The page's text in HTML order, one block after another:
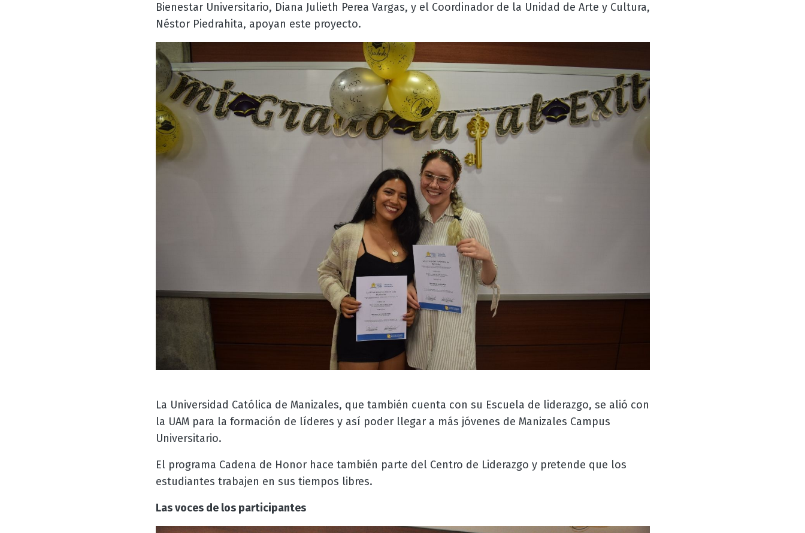
Bienestar Universitario, Diana Julieth Perea Vargas, y el Coordinador de la Unidad de Arte y Cultura,
Néstor Piedrahita, apoyan este proyecto.
La Universidad Católica de Manizales, que también cuenta con su Escuela de liderazgo, se alió con
la UAM para la formación de líderes y así poder llegar a más jóvenes de Manizales Campus
Universitario.
El programa Cadena de Honor hace también parte del Centro de Liderazgo y pretende que los
estudiantes trabajen en sus tiempos libres.
Las voces de los participantes